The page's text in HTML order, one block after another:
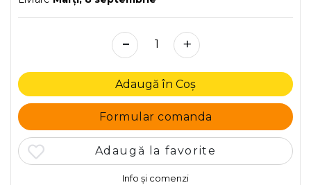
- +
Adaugă în Coș
Formular comanda
Adaugă la favorite
Info și comenzi